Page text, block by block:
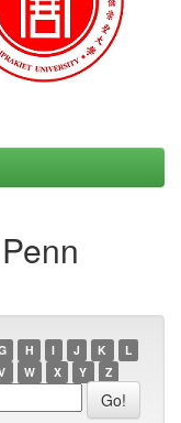
H I J K
L
W X Y Z